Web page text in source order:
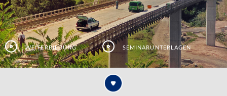
Weiterbildung Seminarunterlagen